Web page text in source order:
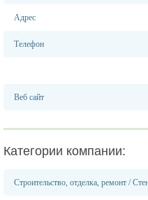
Адрес
Телефон
Веб сайт
Категории компании:
Строительство, отделка, ремонт /